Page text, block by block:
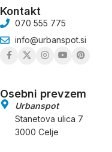
Kontakt
070 555 775
info@urbanspot.si
Osebni prevzem
Urbanspot
Stanetova ulica 7
3000 Celje